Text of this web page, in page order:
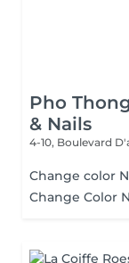
Pho
& Nails
4-10, Boulevard
Change color
Change Color